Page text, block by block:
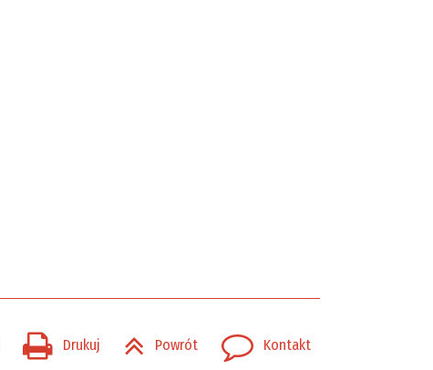
Drukuj Powrót Kontakt